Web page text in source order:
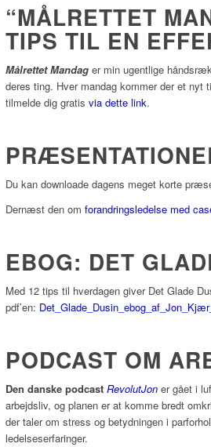
“MÅLRETTET
TIPS TIL EN
Målrettet Mandag er min ugentlige
deres ting. Hver mandag kommer der et
tilmelde dig gratis via dette link.
Du kan downloade dagens meget korte
Dernæst den om forandringsledelse med
EBOG: DET
Med 12 tips til hverdagen giver Det Glade
pdf’en:
PODCAST OM
Den danske podcast RevolutJon er gået i
arbejdsliv, og planen er at komme bredt
der taler om stress og betydningen i
ledelseserfaringer.